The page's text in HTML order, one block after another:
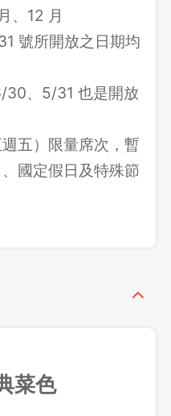
、12 月
號所開放之日期均
、5/31 也是開放
五）限量席次，暫
國定假日及特殊節
菜色